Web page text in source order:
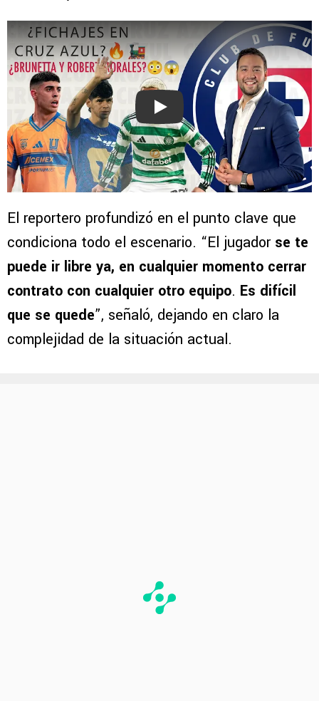
Play
El reportero profundizó en el punto clave que
condiciona todo el escenario. “El jugador se te
puede ir libre ya, en cualquier momento cerrar
contrato con cualquier otro equipo. Es difícil
que se quede”, señaló, dejando en claro la
complejidad de la situación actual.